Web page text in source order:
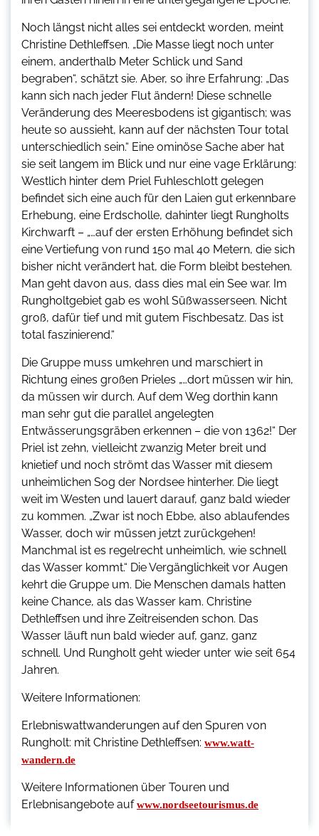
Noch längst nicht alles sei entdeckt worden, meint
Christine Dethleffsen. „Die Masse liegt noch unter
einem, anderthalb Meter Schlick und Sand
begraben“, schätzt sie. Aber, so ihre Erfahrung: „Das
kann sich nach jeder Flut ändern! Diese schnelle
Veränderung des Meeresbodens ist gigantisch; was
heute so aussieht, kann auf der nächsten Tour total
unterschiedlich sein.“ Eine ominöse Sache aber hat
sie seit langem im Blick und nur eine vage Erklärung:
Westlich hinter dem Priel Fuhleschlott gelegen
befindet sich eine auch für den Laien gut erkennbare
Erhebung, eine Erdscholle, dahinter liegt Rungholts
Kirchwarft – „…auf der ersten Erhöhung befindet sich
eine Vertiefung von rund 150 mal 40 Metern, die sich
bisher nicht verändert hat, die Form bleibt bestehen.
Man geht davon aus, dass dies mal ein See war. Im
Rungholtgebiet gab es wohl Süßwasserseen. Nicht
groß, dafür tief und mit gutem Fischbesatz. Das ist
total faszinierend.“
Die Gruppe muss umkehren und marschiert in
Richtung eines großen Prieles „…dort müssen wir hin,
da müssen wir durch. Auf dem Weg dorthin kann
man sehr gut die parallel angelegten
Entwässerungsgräben erkennen – die von 1362!“ Der
Priel ist zehn, vielleicht zwanzig Meter breit und
knietief und noch strömt das Wasser mit diesem
unheimlichen Sog der Nordsee hinterher. Die liegt
weit im Westen und lauert darauf, ganz bald wieder
zu kommen. „Zwar ist noch Ebbe, also ablaufendes
Wasser, doch wir müssen jetzt zurückgehen!
Manchmal ist es regelrecht unheimlich, wie schnell
das Wasser kommt.“ Die Vergänglichkeit vor Augen
kehrt die Gruppe um. Die Menschen damals hatten
keine Chance, als das Wasser kam. Christine
Dethleffsen und ihre Zeitreisenden schon. Das
Wasser läuft nun bald wieder auf, ganz, ganz
schnell. Und Rungholt geht wieder unter wie seit 654
Jahren.
Weitere Informationen:
Erlebniswattwanderungen auf den Spuren von
Rungholt: mit Christine Dethleffsen: www.watt-
wandern.de
Weitere Informationen über Touren und
Erlebnisangebote aufwww.nordseetourismus.de